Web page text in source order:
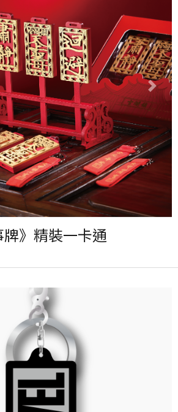
立即購買
多銷售據點
04-20
通儲值卡-普通卡
11:00 起預
含含DIY紅漆木架組
*橫架x2 *木牌棍
》精裝一卡通